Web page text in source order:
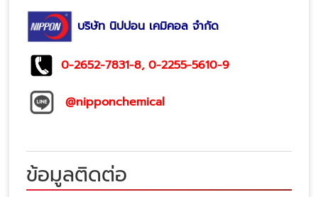
บริษัท นิปปอน เคมิคอล จำกัด
0-2652-7831-8, 0-2255-5610-9
@nipponchemical
ข้อมูลติดต่อ